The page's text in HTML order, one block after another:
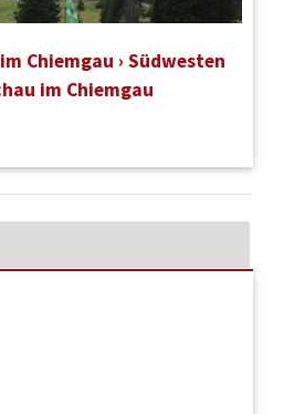
Chiemgau › Südwesten
im Chiemgau